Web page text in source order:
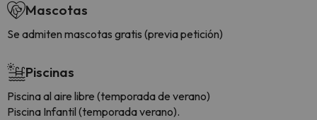
Mascotas
Se admiten mascotas gratis (previa petición)
Piscinas
Piscina al aire libre (temporada de verano)
Piscina Infantil (temporada verano).